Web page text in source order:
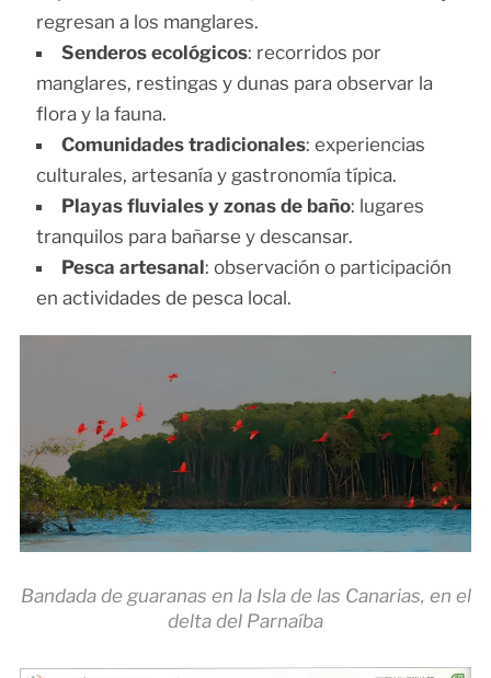
regresan a los manglares.
Senderos ecológicos: recorridos por
manglares, restingas y dunas para observar la
flora y la fauna.
Comunidades tradicionales: experiencias
culturales, artesanía y gastronomía típica.
Playas fluviales y zonas de baño: lugares
tranquilos para bañarse y descansar.
Pesca artesanal: observación o participación
en actividades de pesca local.
Bandada de guaranas en la Isla de las Canarias, en el
delta del Parnaíba